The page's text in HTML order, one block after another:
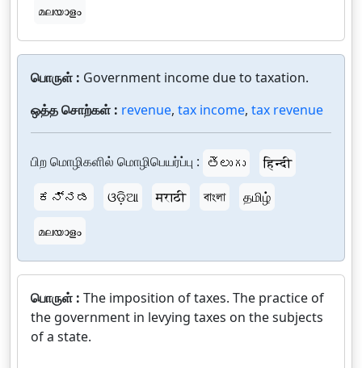
മലയാളം
பொருள் : Government income due to taxation.
ஒத்த சொற்கள் : revenue, tax income, tax revenue
பிற மொழிகளில் மொழிபெயர்ப்பு : తెలుగు
हिन्दी
ಕನ್ನಡ
ଓଡ଼ିଆ मराठी বাংলা
தமிழ்
മലയാളം
பொருள் : The imposition of taxes. The practice of
the government in levying taxes on the subjects
of a state.